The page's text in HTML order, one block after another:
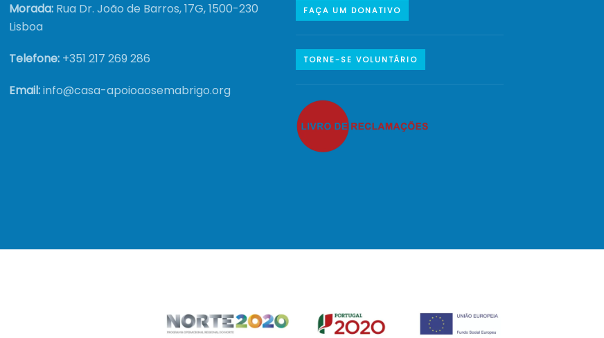
Morada: Rua Dr. João de Barros, 17G, 1500-230
Lisboa
Telefone: +351217 269 286
Email:info@casa-apoioaosemabrigo.org
FAÇA UM DONATIVO
TORNE-SE VOLUNTÁRIO